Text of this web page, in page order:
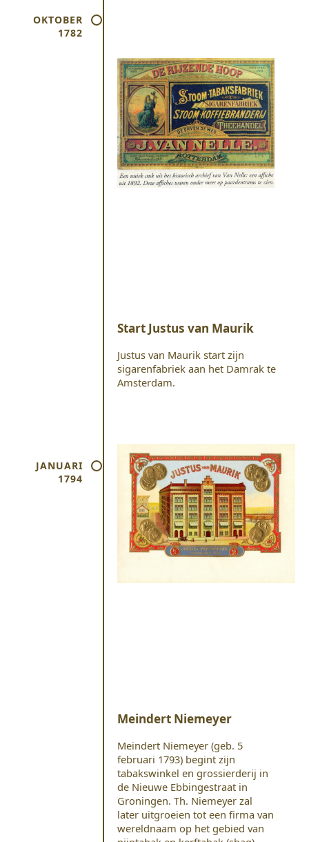
OKTOBER
1782
JANUARI
1794
Start Justus van Maurik
Justus van Maurik start zijn
sigarenfabriek aan het Damrak te
Amsterdam.
Meindert Niemeyer
Meindert Niemeyer (geb. 5
februari 1793) begint zijn
tabakswinkel en grossierderij in
de Nieuwe Ebbingestraat in
Groningen. Th. Niemeyer zal
later uitgroeien tot een firma van
wereldnaam op het gebied van